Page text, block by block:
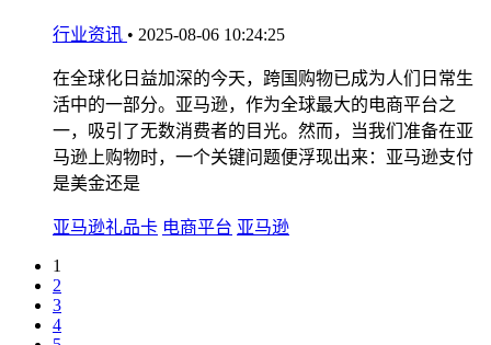
行业资讯 • 2025-08-06 10:24:25
在全球化日益加深的今天，跨国购物已成为人们日常生
活中的一部分。亚马逊，作为全球最大的电商平台之
一，吸引了无数消费者的目光。然而，当我们准备在亚
马逊上购物时，一个关键问题便浮现出来：亚马逊支付
是美金还是
亚马逊礼品卡 电商平台 亚马逊
1
2
3
4